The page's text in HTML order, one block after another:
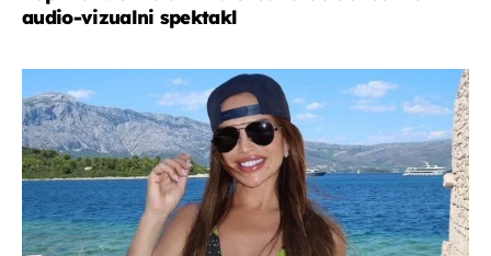
audio-vizualni spektakl